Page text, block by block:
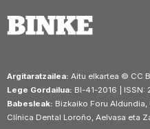
Argitaratzailea: Aitu elkartea © CC
Lege Gordailua: BI-41-2016 |
Babesleak: Bizkaiko Foru
Clínica Dental Loroño, Aelvasa eta